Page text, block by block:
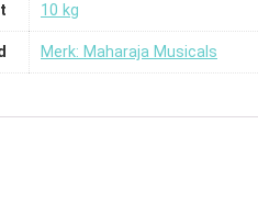
‎10 kg
Merk: Maharaja Musicals